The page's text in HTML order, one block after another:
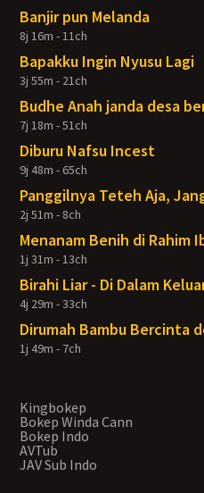
Banjir pun Melanda
8j 16m - 11ch
Bapakku Ingin Nyusu Lagi
3j 55m - 21ch
Budhe Anah janda desa
7j 18m - 51ch
Diburu Nafsu Incest
9j 48m - 65ch
Panggilnya Teteh Aja,
2j 51m - 8ch
Menanam Benih di Rahim
1j 31m - 13ch
Birahi Liar - Di Dalam
4j 29m - 33ch
Dirumah Bambu Bercinta
1j 49m - 7ch
Kingbokep
Bokep Winda Cann
Bokep Indo
AVTub
JAV Sub Indo